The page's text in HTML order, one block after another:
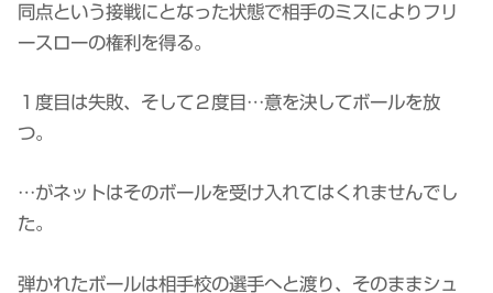
同点という接戦にとなった状態で相手のミスによりフリ
ースローの権利を得る。
１度目は失敗、そして２度目…意を決してボールを放
つ。
…がネットはそのボールを受け入れてはくれませんでし
た。
弾かれたボールは相手校の選手へと渡り、そのままシュ